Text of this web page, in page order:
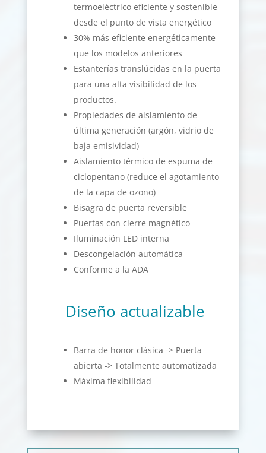
termoeléctrico eficiente y sostenible
desde el punto de vista energético
30% más eficiente energéticamente
que los modelos anteriores
Estanterías translúcidas en la puerta
para una alta visibilidad de los
productos.
Propiedades de aislamiento de
última generación (argón, vidrio de
baja emisividad)
Aislamiento térmico de espuma de
ciclopentano (reduce el agotamiento
de la capa de ozono)
Bisagra de puerta reversible
Puertas con cierre magnético
Iluminación LED interna
Descongelación automática
Conforme a la ADA
Diseño actualizable
Barra de honor clásica -> Puerta
abierta -> Totalmente automatizada
Máxima flexibilidad